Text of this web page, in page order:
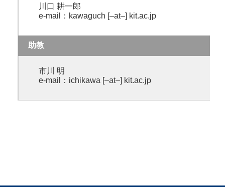
川口 耕一郎
e-mail：kawaguch [–at–] kit.ac.jp
助教
市川 明
e-mail：ichikawa [–at–] kit.ac.jp